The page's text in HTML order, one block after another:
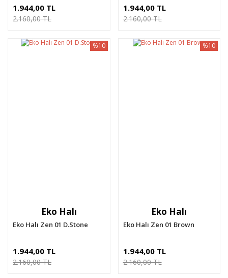
1.944,00 TL
2.160,00 TL
1.944,00 TL
2.160,00 TL
Eko Halı
Eko Halı Zen 01 D.Stone
%10
1.944,00 TL
2.160,00 TL
Eko Halı
Eko Halı Zen 01 Brown
%10
1.944,00 TL
2.160,00 TL